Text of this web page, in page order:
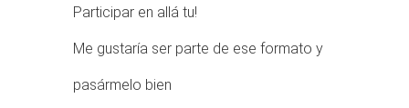
Participar en allá tu!
Me gustaría ser parte de ese formato y
pasármelo bien